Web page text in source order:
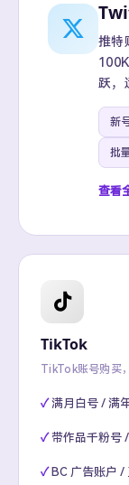
推特
跃，
新
批
查看
TikTok
TikTok账号购买
满月白号 / 满
带作品千粉号
BC 广告账户 /